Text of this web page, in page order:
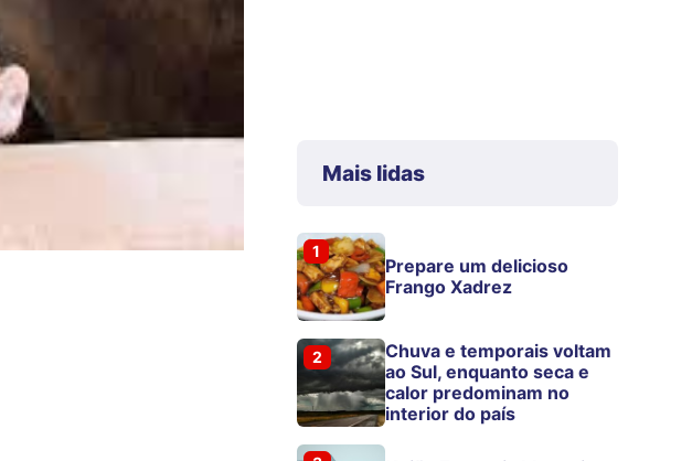
Mais lidas
1
Prepare um delicioso
Frango Xadrez
2
Chuva e temporais voltam
ao Sul, enquanto seca e
calor predominam no
interior do país